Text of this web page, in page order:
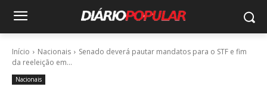
Início Nacionais
Senado deverá pautar mandatos para o STF e fim
da reeleição em...
Nacionais